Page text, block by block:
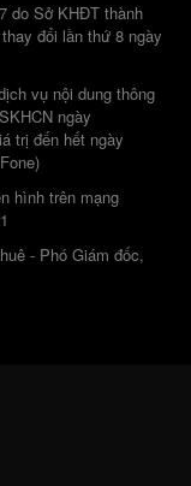
do Sở KHĐT thành
đổi lần thứ 8 ngày
vụ nội dung thông
ngày
trị đến hết ngày
hình trên mạng
- Phó Giám đốc,